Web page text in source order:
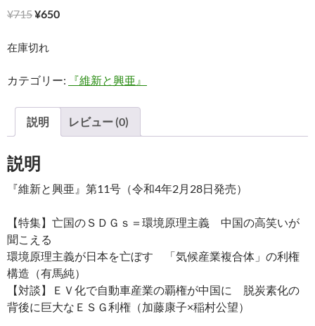
¥715元
価
は
で
し
¥650現
格
¥650
在庫切れ
カテゴリー: 『維新と興亜』
説明 レビュー (0)
説明
『維新と興亜』第11号（令和4年2月28日発売）
【特集】亡国のＳＤＧｓ＝環境原理主義 中国の高笑いが
聞こえる
環境原理主義が日本を亡ぼす 「気候産業複合体」の利権
構造（有馬純）
【対談】ＥＶ化で自動車産業の覇権が中国に 脱炭素化の
背後に巨大なＥＳＧ利権（加藤康子×稲村公望）